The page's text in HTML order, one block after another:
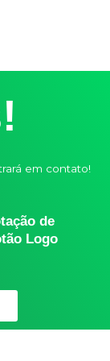
em contato!
de
Logo